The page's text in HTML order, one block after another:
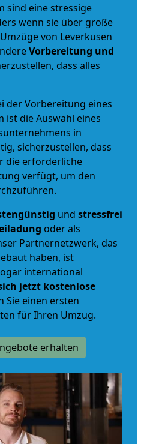
sind eine stressige
wenn sie über große
von Leverkusen
Vorbereitung und
dass alles
der Vorbereitung eines
ist die Auswahl eines
in
sicherzustellen, dass
die erforderliche
verfügt, um den
und stressfrei
oder als
Partnernetzwerk, das
haben, ist
international
jetzt kostenlose
Sie einen ersten
für Ihren Umzug.
erhalten